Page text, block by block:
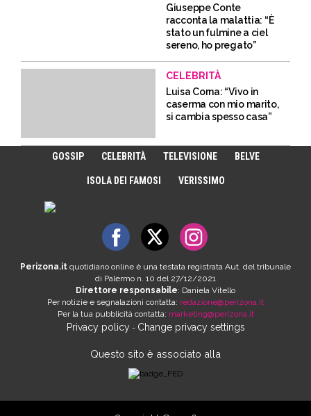
Giuseppe Conte
racconta la malattia: “È
stato un fulmine a ciel
sereno, ho pregato”
CELEBRITÀ
Luisa Corna: “Vivo in
caserma con mio marito,
si cambia spesso casa”
GOSSIP CELEBRITÀ TELEVISIONE BELVE
ISOLA DEI FAMOSI VERISSIMO
Perizona.it quotidiano online è una testata registrata Aut. del tribunale
di Palermo n. 10 del 27/12/2021
Direttore responsabile: Daniela Vitello
Per notizie e segnalazioni contatta: redazione@perizona.it
Per la tua pubblicità contatta: marketing@perizona.it
Privacy policy- Change privacy settings
Questo sito è associato alla